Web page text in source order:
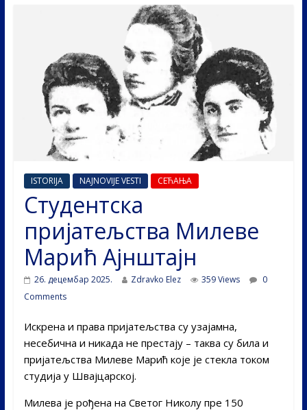
ISTORIJA NAJNOVIJE VESTI СЕЋАЊА
Студентска
пријатељства Милеве
Марић Ајнштајн
26. децембар 2025. Zdravko Elez 359 Views
0
Comments
Искрена и права пријатељства су узајамна,
несебична и никада не престају – таква су била и
пријатељства Милеве Марић које је стекла током
студија у Швајцарској.
Милева је рођена на Светог Николу пре 150